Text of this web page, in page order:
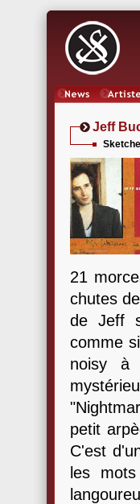
Jeff
21
chutes
de Jeff
comme
noisy à
petit
C'est
les